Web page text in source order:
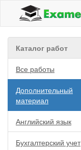
Каталог работ
Все работы
Дополнительный
материал
Английский язык
Бухгалтерский учет